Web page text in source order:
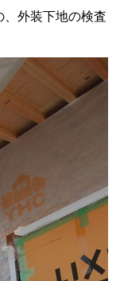
外装下地の検査